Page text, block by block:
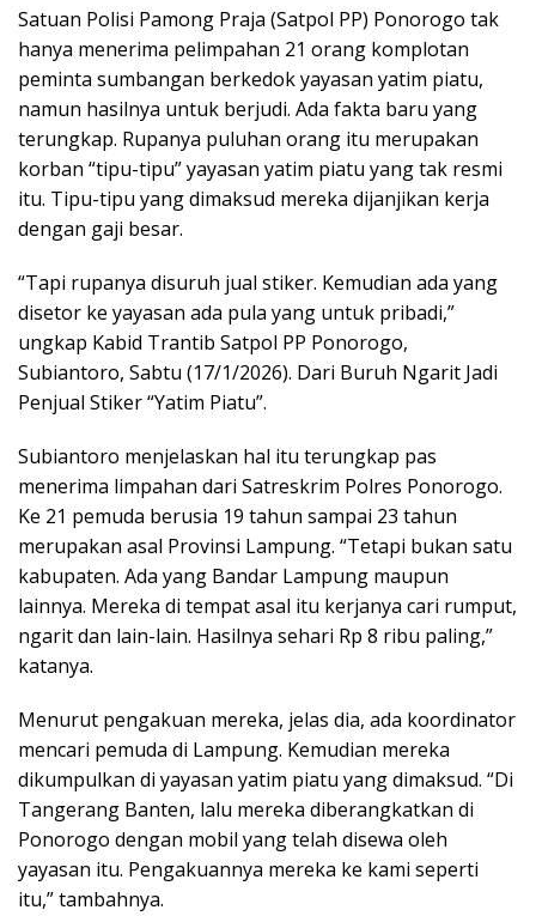
Satuan Polisi Pamong Praja (Satpol PP) Ponorogo tak
hanya menerima pelimpahan 21 orang komplotan
peminta sumbangan berkedok yayasan yatim piatu,
namun hasilnya untuk berjudi. Ada fakta baru yang
terungkap. Rupanya puluhan orang itu merupakan
korban “tipu-tipu” yayasan yatim piatu yang tak resmi
itu. Tipu-tipu yang dimaksud mereka dijanjikan kerja
dengan gaji besar.
“Tapi rupanya disuruh jual stiker. Kemudian ada yang
disetor ke yayasan ada pula yang untuk pribadi,”
ungkap Kabid Trantib Satpol PP Ponorogo,
Subiantoro, Sabtu (17/1/2026). Dari Buruh Ngarit Jadi
Penjual Stiker “Yatim Piatu”.
Subiantoro menjelaskan hal itu terungkap pas
menerima limpahan dari Satreskrim Polres Ponorogo.
Ke 21 pemuda berusia 19 tahun sampai 23 tahun
merupakan asal Provinsi Lampung. “Tetapi bukan satu
kabupaten. Ada yang Bandar Lampung maupun
lainnya. Mereka di tempat asal itu kerjanya cari rumput,
ngarit dan lain-lain. Hasilnya sehari Rp 8 ribu paling,”
katanya.
Menurut pengakuan mereka, jelas dia, ada koordinator
mencari pemuda di Lampung. Kemudian mereka
dikumpulkan di yayasan yatim piatu yang dimaksud. “Di
Tangerang Banten, lalu mereka diberangkatkan di
Ponorogo dengan mobil yang telah disewa oleh
yayasan itu. Pengakuannya mereka ke kami seperti
itu,” tambahnya.